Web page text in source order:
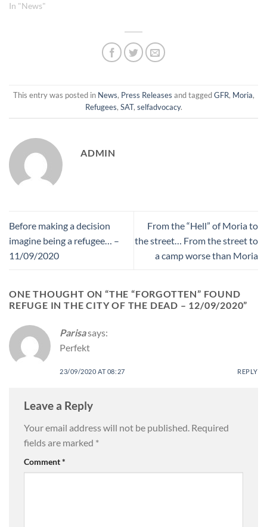
In "News"
This entry was posted in News, Press Releases and taggedGFR, Moria,
Refugees, SAT, selfadvocacy.
ADMIN
Before making a decision
imagine being a refugee… –
11/09/2020
From the “Hell” of Moria to
the street… From the street to
a camp worse than Moria
ONE THOUGHT ON “THE “FORGOTTEN” FOUND
REFUGE IN THE CITY OF THE DEAD – 12/09/2020”
Parisasays:
Perfekt
23/09/2020 AT 08:27 REPLY
Leave a Reply
Your email address will not be published. Required
fields are marked *
Comment*